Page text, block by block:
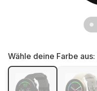
Wähle deine Farbe aus: